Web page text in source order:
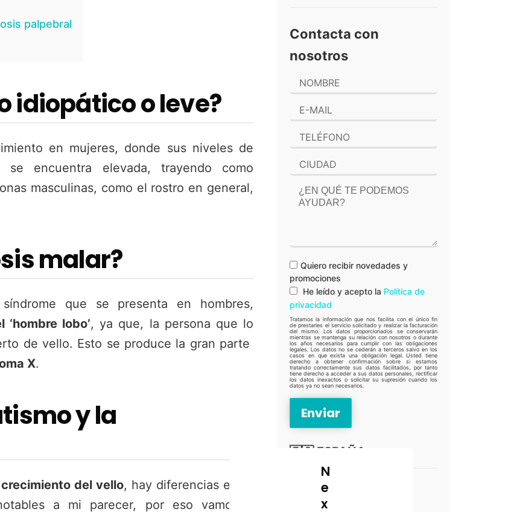
palpebral
idiopático o leve?
en mujeres, donde sus niveles de
se encuentra elevada, trayendo como
masculinas, como el rostro en general,
malar?
que se presenta en hombres,
‘hombre lobo’, ya que, la persona que lo
de vello. Esto se produce la gran parte
X.
y la
crecimiento del vello, hay diferencias entre
a mi parecer, por eso vamos a
Contacta con
nosotros
Quiero recibir novedades y
promociones
He leído y acepto la Política de
privacidad
Tratamos la información que nos facilita con el único fin
de prestarles el servicio solicitado y realizar la facturación
del mismo. Los datos proporcionados se conservarán
mientras se mantenga su relación con nosotros o durante
los años necesarios para cumplir con las obligaciones
legales. Los datos no se cederán a terceros salvo en los
casos en que exista una obligación legal. Usted tiene
derecho a obtener confirmación sobre si estamos
tratando correctamente sus datos facilitados, por tanto
tiene derecho a acceder a sus datos personales, rectificar
los datos inexactos o solicitar su supresión cuando los
datos ya no sean necesarios.
🇪🇸 ESPAÑA
CLÍNICA DE FREITAS
VALENCIA
N
e
x